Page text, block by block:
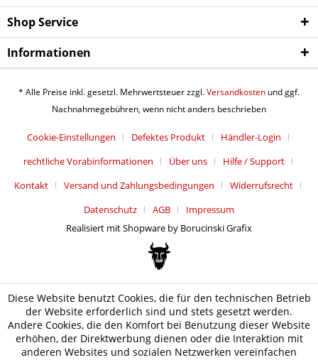
Shop Service
Informationen
* Alle Preise inkl. gesetzl. Mehrwertsteuer zzgl.Versandkosten und ggf.
Nachnahmegebühren, wenn nicht anders beschrieben
Cookie-Einstellungen Defektes Produkt
Händler-Login
rechtliche Vorabinformationen
Über uns
Hilfe / Support
Kontakt
Versand und Zahlungsbedingungen
Widerrufsrecht
Datenschutz
AGB
Impressum
Realisiert mit Shopware by Borucinski Grafix
Diese Website benutzt Cookies, die für den technischen Betrieb
der Website erforderlich sind und stets gesetzt werden.
Andere Cookies, die den Komfort bei Benutzung dieser Website
erhöhen, der Direktwerbung dienen oder die Interaktion mit
anderen Websites und sozialen Netzwerken vereinfachen